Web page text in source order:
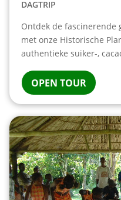
DAGTRIP
Ontdek de fascinerende
met onze Historische
authentieke suiker-,
OPEN TOUR